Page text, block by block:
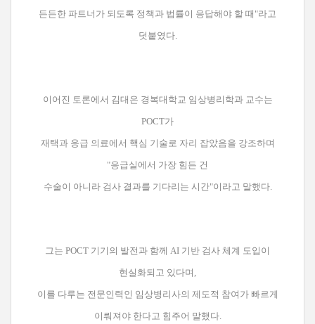
든든한 파트너가 되도록 정책과 법률이 응답해야 할 때"라고
덧붙였다.
이어진 토론에서 김대은 경복대학교 임상병리학과 교수는
POCT가
재택과 응급 의료에서 핵심 기술로 자리 잡았음을 강조하며
"응급실에서 가장 힘든 건
수술이 아니라 검사 결과를 기다리는 시간"이라고 말했다.
그는 POCT 기기의 발전과 함께 AI 기반 검사 체계 도입이
현실화되고 있다며,
이를 다루는 전문인력인 임상병리사의 제도적 참여가 빠르게
이뤄져야 한다고 힘주어 말했다.